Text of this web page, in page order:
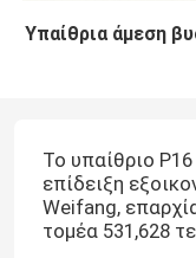
Υπαίθρια άμεση
Το υπαίθριο
επίδειξη
Weifang,
τομέα 531,628